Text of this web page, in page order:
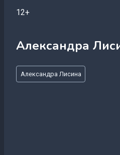
12+
Александра
Метки
записи:
Александра Лисина